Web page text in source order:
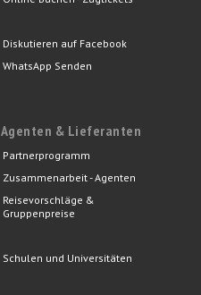
Diskutieren auf Facebook
WhatsApp Senden
Agenten & Lieferanten
Partnerprogramm
Zusammenarbeit - Agenten
Reisevorschläge &
Gruppenpreise
Schulen und Universitäten